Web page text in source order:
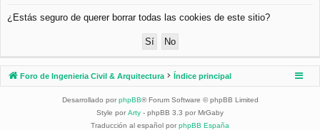
pi
os
¿Estás seguro de querer borrar todas las cookies de este sitio?
Foro de Ingenieria Civil & Arquitectura Índice principal
Desarrollado por phpBB® Forum Software © phpBB Limited
Style por Arty - phpBB 3.3 por MrGaby
Traducción al español por phpBB España